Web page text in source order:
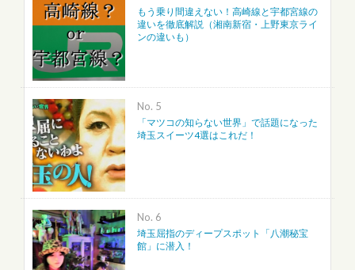
もう乗り間違えない！高崎線と宇都宮線の
違いを徹底解説（湘南新宿・上野東京ライ
ンの違いも）
No.
「マツコの知らない世界」で話題になった
埼玉スイーツ4選はこれだ！
No.
埼玉屈指のディープスポット「八潮秘宝
館」に潜入！